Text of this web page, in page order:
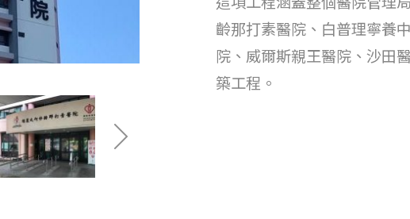
這項工程涵蓋整個醫院管理
齡那打素醫院、白普理寧養
院、威爾斯親王醫院、沙田
築工程。